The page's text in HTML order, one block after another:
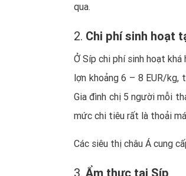
qua.
2. Chi phí sinh hoạt
Ở Síp chi phí sinh hoạt
lợn khoảng 6 – 8 EUR/kg,
Gia đình chị 5 người mỗi
mức chi tiêu rất là thoải
Các siêu thị châu Á cung
3. Ẩm thực tại Síp